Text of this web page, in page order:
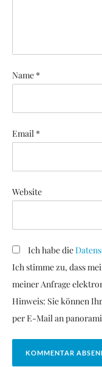
Name *
Email *
Website
Ich habe die
Ich stimme zu, dass
meiner Anfrage
Hinweis: Sie können
per E-Mail an
KOMMENTAR